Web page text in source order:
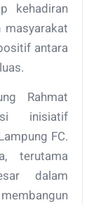
kehadiran
masyarakat
antara
Rahmat
inisiatif
FC.
terutama
dalam